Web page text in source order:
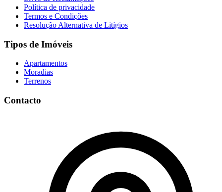
Política de privacidade
Termos e Condições
Resolução Alternativa de Litígios
Tipos de Imóveis
Apartamentos
Moradias
Terrenos
Contacto